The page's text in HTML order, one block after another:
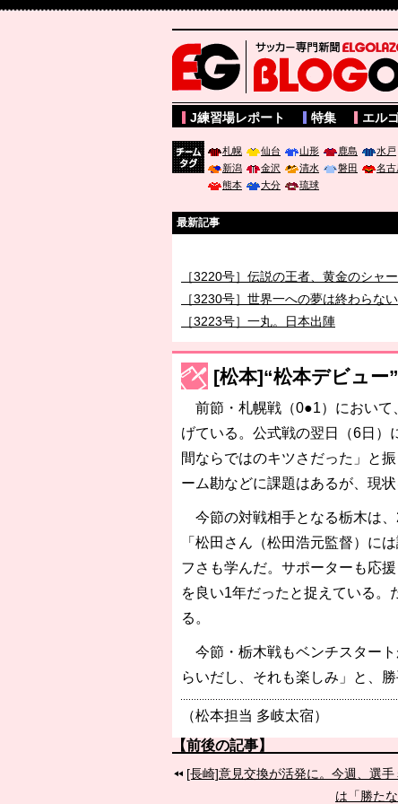
サッカー専門新聞ELGOLAZO web版
J練習場レポート 特集 エル
札幌 仙台 山形 鹿島 水戸
新潟
金沢 清水 磐田 名古
熊本
大分 琉球
最新記事
［3220号］伝説の王者、黄金のシャ
［3230号］世界一への夢は終わらない
［3223号］一丸。日本出陣
［3222号］史上最大のW杯開幕 注目
長谷川 アーリアジャスールさんがシ
[松本]“松本デビュー
前節・札幌戦（0●1）において
げている。公式戦の翌日（6日）
間ならではのキツさだった」と
ーム勘などに課題はあるが、現状
今節の対戦相手となる栃木は、
「松田さん（松田浩元監督）に
フさも学んだ。サポーターも応
を良い1年だったと捉えている
る。
今節・栃木戦もベンチスタート
らいだし、それも楽しみ」と、
（松本担当 多岐太宿）
【前後の記事】
[長崎]意見交換が活発に。今週、選
は「勝た